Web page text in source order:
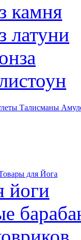
камня
латуни
Талисманы
для Йога
йоги